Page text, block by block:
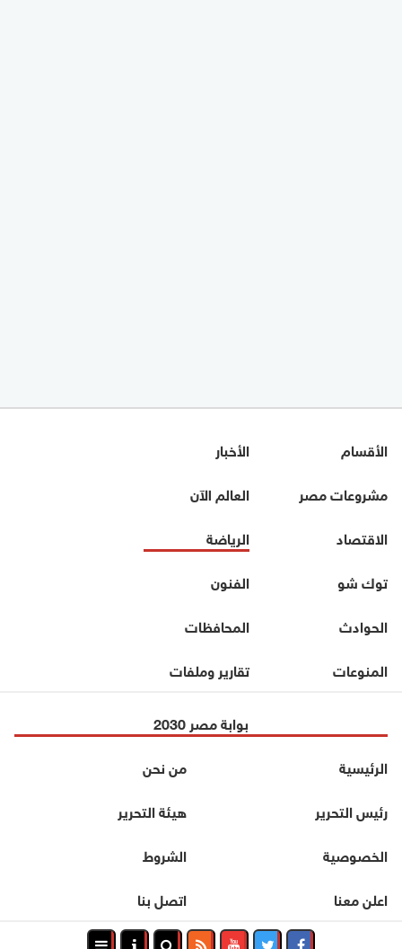
الأقسام
الأخبار
مشروعات مصر
العالم الآن
الاقتصاد
الرياضة
توك شو
الفنون
الحوادث
المحافظات
المنوعات
تقارير وملفات
بوابة مصر 2030
الرئيسية
من نحن
رئيس التحرير
هيئة التحرير
الخصوصية
الشروط
اعلن معنا
اتصل بنا